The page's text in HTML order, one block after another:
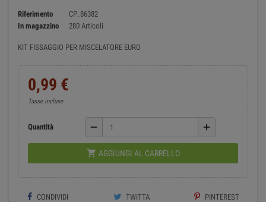
Riferimento
CP_86382
In magazzino
280 Articoli
KIT FISSAGGIO PER MISCELATORE EURO
0,99 €
Tasse incluse
Quantità remove add
 AGGIUNGI AL CARRELLO
CONDIVIDI TWITTA PINTEREST